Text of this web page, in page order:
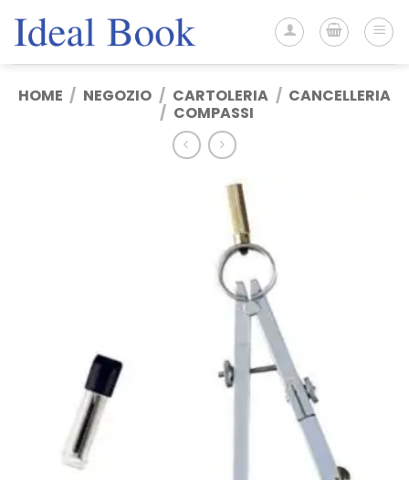
HOME / NEGOZIO / CARTOLERIA / CANCELLERIA
/ COMPASSI